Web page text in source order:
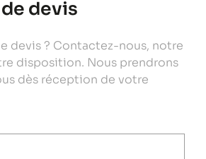
devis
devis ? Contactez-nous, notre
disposition. Nous prendrons
dès réception de votre